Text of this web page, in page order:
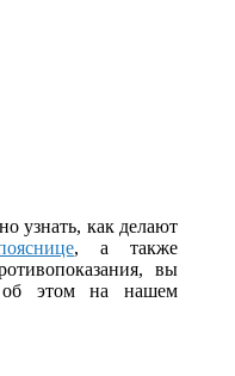
узнать, как делают
, а также
вы
об этом на нашем